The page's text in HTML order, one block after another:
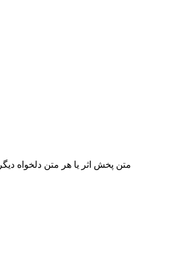
متن پخش اثر یا هر متن دلخواه دیگر